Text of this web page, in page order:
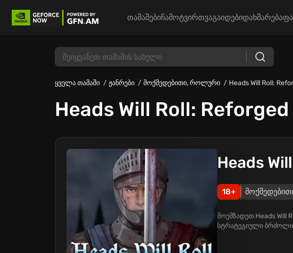
თამაშებიჩამოტვირთვაგაიდებიდახმარება
ყველა თამაში ჟანრები მოქმედებითი, როლური Heads Will Roll:
Heads Will Roll: Reforged
Heads
18+
მოემზადეთ Heads Will
სტრატეგიული